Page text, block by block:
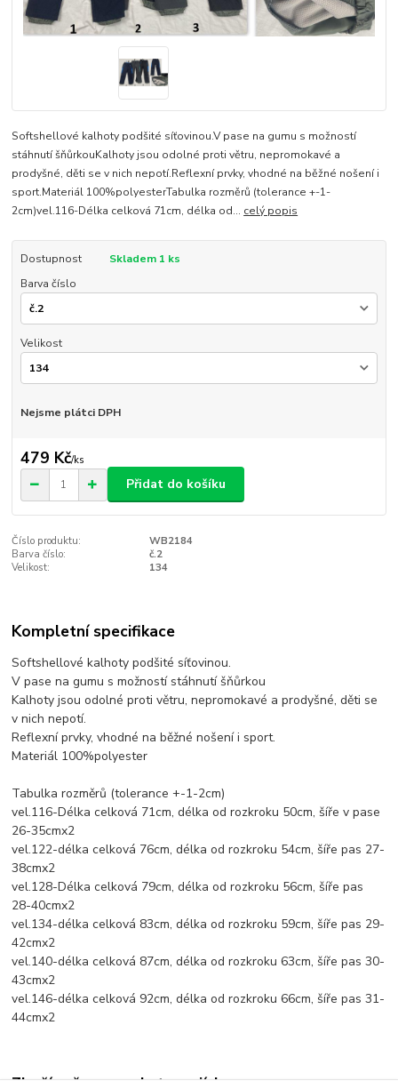
Softshellové kalhoty podšité síťovinou.V pase na gumu s možností
stáhnutí šňůrkouKalhoty jsou odolné proti větru, nepromokavé a
prodyšné, děti se v nich nepotí.Reflexní prvky, vhodné na běžné nošení i
sport.Materiál 100%polyesterTabulka rozměrů (tolerance +-1-
2cm)vel.116-Délka celková 71cm, délka od... celý popis
Dostupnost
Skladem 1 ks
Barva číslo
Velikost
Nejsme plátci DPH
479 Kč/ks
Přidat do košíku
Číslo produktu:
WB2184
Barva číslo:
č.2
Velikost:
134
Kompletní specifikace
Softshellové kalhoty podšité síťovinou.
V pase na gumu s možností stáhnutí šňůrkou
Kalhoty jsou odolné proti větru, nepromokavé a prodyšné, děti se
v nich nepotí.
Reflexní prvky, vhodné na běžné nošení i sport.
Materiál 100%polyester
Tabulka rozměrů (tolerance +-1-2cm)
vel.116-Délka celková 71cm, délka od rozkroku 50cm, šíře v pase
26-35cmx2
vel.122-délka celková 76cm, délka od rozkroku 54cm, šíře pas 27-
38cmx2
vel.128-Délka celková 79cm, délka od rozkroku 56cm, šíře pas
28-40cmx2
vel.134-délka celková 83cm, délka od rozkroku 59cm, šíře pas 29-
42cmx2
vel.140-délka celková 87cm, délka od rozkroku 63cm, šíře pas 30-
43cmx2
vel.146-délka celková 92cm, délka od rozkroku 66cm, šíře pas 31-
44cmx2